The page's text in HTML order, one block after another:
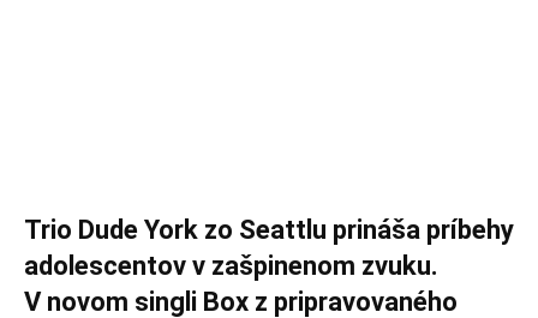
Trio Dude York zo Seattlu prináša príbehy
adolescentov v zašpinenom zvuku.
V novom singli Box z pripravovaného